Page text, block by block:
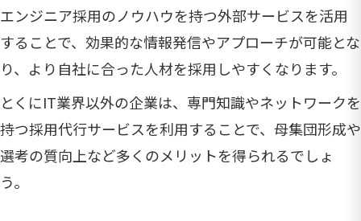
エンジニア採用のノウハウを持つ外部サービスを活用
することで、効果的な情報発信やアプローチが可能とな
り、より自社に合った人材を採用しやすくなります。
とくにIT業界以外の企業は、専門知識やネットワークを
持つ採用代行サービスを利用することで、母集団形成や
選考の質向上など多くのメリットを得られるでしょ
う。